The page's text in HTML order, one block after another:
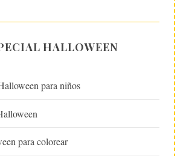
HALLOWEEN
para niños
para colorear